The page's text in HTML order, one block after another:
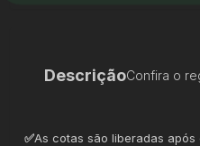
DescriçãoConfira o
✅As cotas são liberadas após